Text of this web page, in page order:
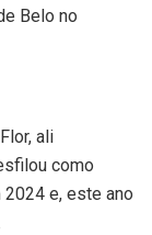
Belo no
ali
como
e, este ano